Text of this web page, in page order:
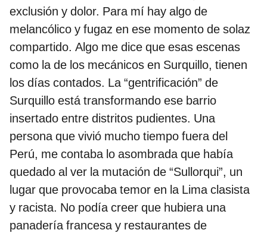
exclusión y dolor. Para mí hay algo de
melancólico y fugaz en ese momento de solaz
compartido. Algo me dice que esas escenas
como la de los mecánicos en Surquillo, tienen
los días contados. La “gentrificación” de
Surquillo está transformando ese barrio
insertado entre distritos pudientes. Una
persona que vivió mucho tiempo fuera del
Perú, me contaba lo asombrada que había
quedado al ver la mutación de “Sullorqui”, un
lugar que provocaba temor en la Lima clasista
y racista. No podía creer que hubiera una
panadería francesa y restaurantes de